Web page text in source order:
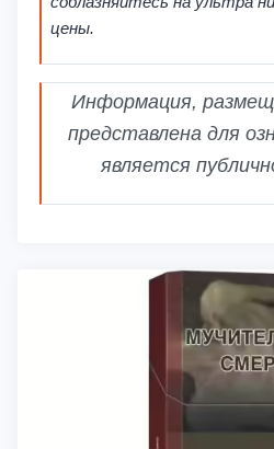
цены.
Информация,
представлена для
является